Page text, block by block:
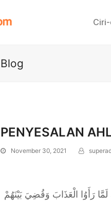
Blog
PENYESALAN
November 30, 2021
رَأَوُا الْعَذَابَ وَقُضِيَ بَيْنَهُمْ